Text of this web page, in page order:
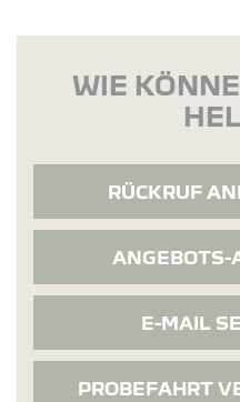
WIE
RÜCKRUF
ANGEBOTS-
E-MAIL
PROBEFAHRT